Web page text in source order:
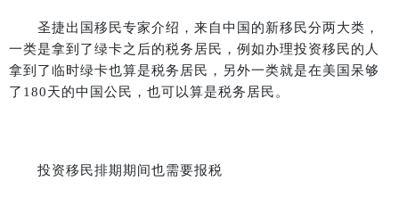
圣捷出国移民专家介绍，来自中国的新移民分两大类，
一类是拿到了绿卡之后的税务居民，例如办理投资移民的人
拿到了临时绿卡也算是税务居民，另外一类就是在美国呆够
了 180天的中国公民，也可以算是税务居民。
投资移民排期期间也需要报税